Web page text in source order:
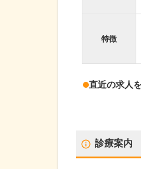
特徴
直近の求人
診療案内